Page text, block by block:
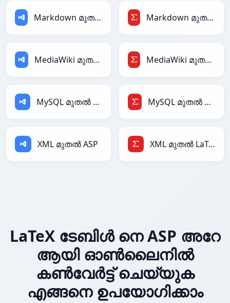
Markdown മുതൽ ASP Markdown മുതൽ LaTeX
MediaWiki മുതൽ ASP MediaWiki മുതൽ LaTeX
MySQL മുതൽ ASP MySQL മുതൽ LaTeX
XML മുതൽ ASP XML മുതൽ LaTeX
LaTeX ടേബിൾ നെ ASP അറേ
ആയി ഓൺലൈനിൽ
കൺവേർട്ട് ചെയ്യുക
എങ്ങനെ ഉപയോഗിക്കാം